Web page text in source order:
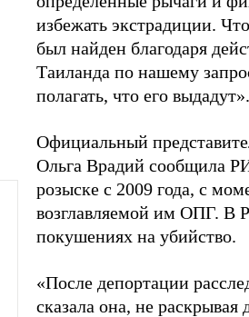
избежать экстрадиции.
был найден благодаря
Таиланда по нашему
полагать, что его выдадут».
Официальный
Ольга Врадий сообщила
розыске с 2009 года, с
возглавляемой им ОПГ. В
покушениях на убийство.
«После депортации
сказала она, не раскрывая